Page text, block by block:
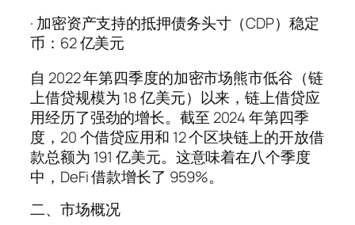
· 加密资产支持的抵押债务头寸（CDP）稳定
币：62 亿美元
自 2022 年第四季度的加密市场熊市低谷（链
上借贷规模为 18 亿美元）以来，链上借贷应
用经历了强劲的增长。截至 2024 年第四季
度，20 个借贷应用和 12 个区块链上的开放借
款总额为 191 亿美元。这意味着在八个季度
中，DeFi 借款增长了 959%。
二、市场概况